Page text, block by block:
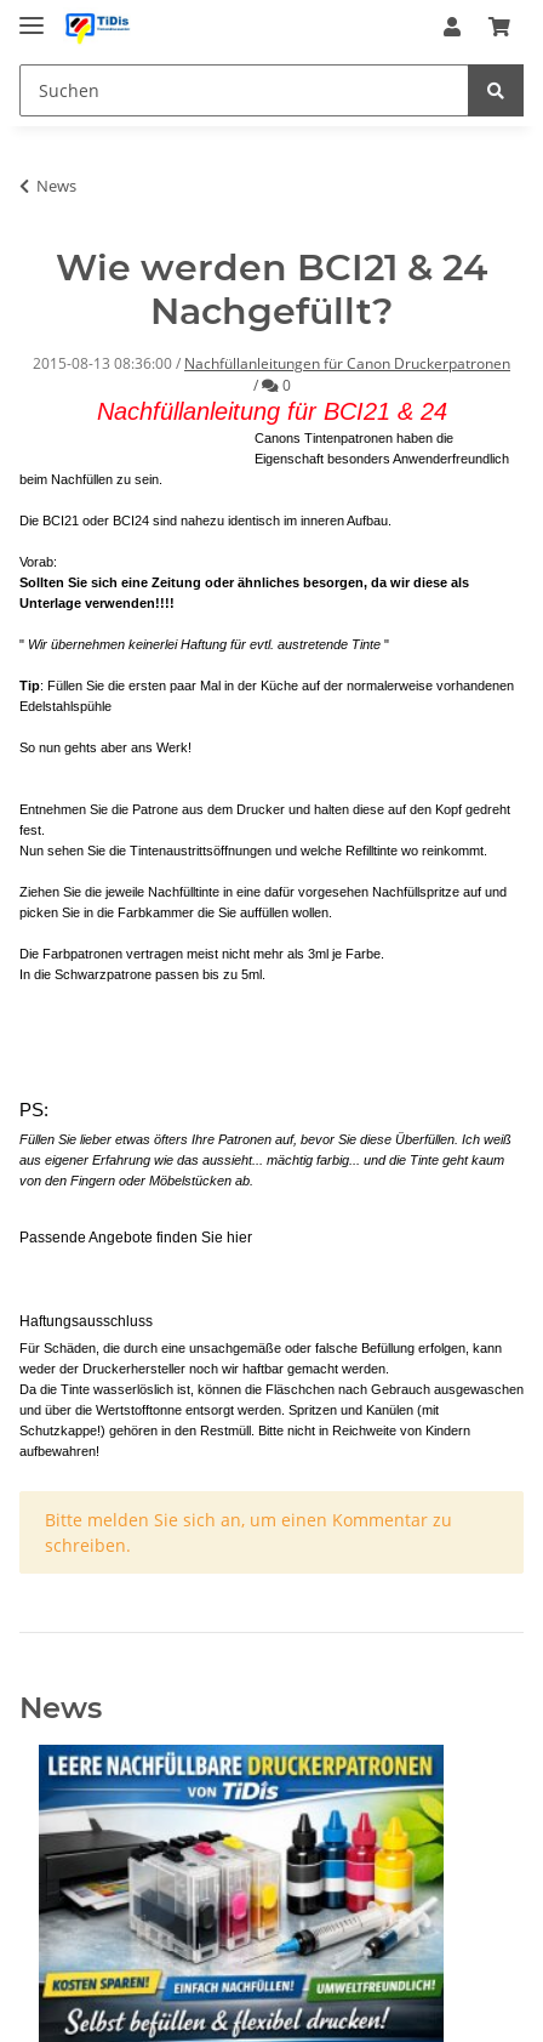
News
Wie werden BCI21 & 24
Nachgefüllt?
2015-08-13 08:36:00/ Nachfüllanleitungen für Canon Druckerpatronen
/
Kommentare
0
Nachfüllanleitung für BCI21 & 24
Canons Tintenpatronen haben die
Eigenschaft besonders Anwenderfreundlich
beim Nachfüllen zu sein.
Die BCI21 oder BCI24 sind nahezu identisch im inneren Aufbau.
Vorab:
Sollten Sie sich eine Zeitung oder ähnliches besorgen, da wir diese als
Unterlage verwenden!!!!
" Wir übernehmen keinerlei Haftung für evtl. austretende Tinte "
Tip: Füllen Sie die ersten paar Mal in der Küche auf der normalerweise vorhandenen
Edelstahlspühle
So nun gehts aber ans Werk!
Entnehmen Sie die Patrone aus dem Drucker und halten diese auf den Kopf gedreht
fest.
Nun sehen Sie die Tintenaustrittsöffnungen und welche Refilltinte wo reinkommt.
Ziehen Sie die jeweile Nachfülltinte in eine dafür vorgesehen Nachfüllspritze auf und
picken Sie in die Farbkammer die Sie auffüllen wollen.
Die Farbpatronen vertragen meist nicht mehr als 3ml je Farbe.
In die Schwarzpatrone passen bis zu 5ml.
PS:
Füllen Sie lieber etwas öfters Ihre Patronen auf, bevor Sie diese Überfüllen. Ich weiß
aus eigener Erfahrung wie das aussieht... mächtig farbig... und die Tinte geht kaum
von den Fingern oder Möbelstücken ab.
Passende Angebote finden Sie hier
Haftungsausschluss
Für Schäden, die durch eine unsachgemäße oder falsche Befüllung erfolgen, kann
weder der Druckerhersteller noch wir haftbar gemacht werden.
Da die Tinte wasserlöslich ist, können die Fläschchen nach Gebrauch ausgewaschen
und über die Wertstofftonne entsorgt werden. Spritzen und Kanülen (mit
Schutzkappe!) gehören in den Restmüll. Bitte nicht in Reichweite von Kindern
aufbewahren!
x
Bitte melden Sie sich an, um einen Kommentar zu
schreiben.
News